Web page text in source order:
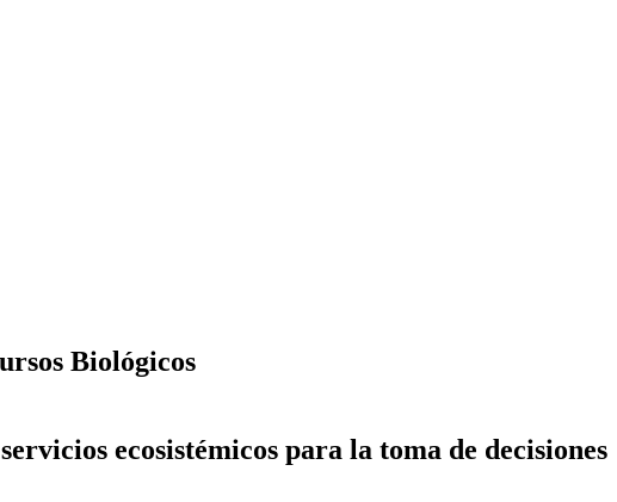
Biológicos
ecosistémicos para la toma de decisiones